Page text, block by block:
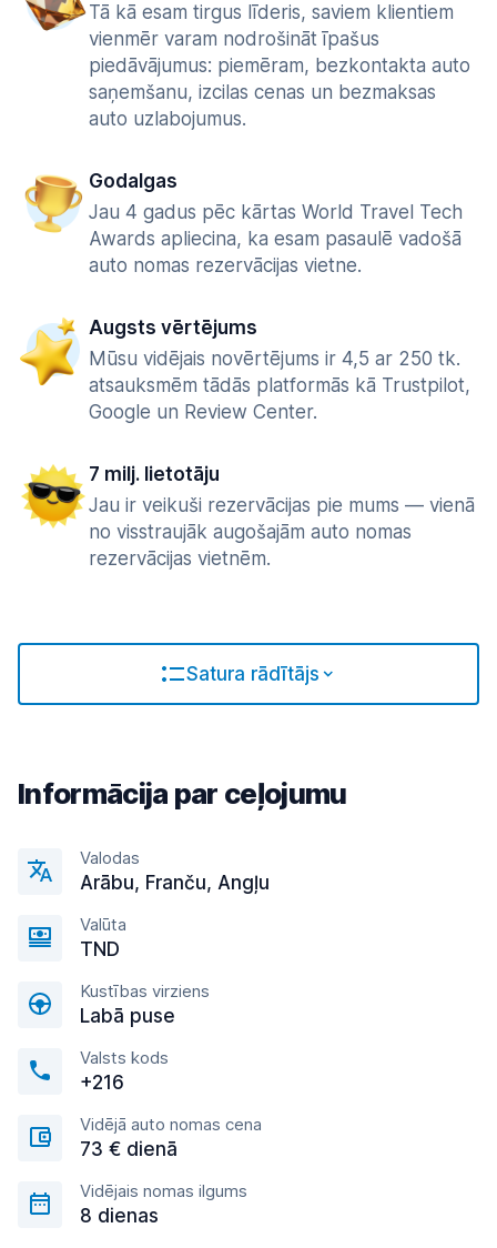
Tā kā esam tirgus līderis, saviem klientiem
vienmēr varam nodrošināt īpašus
piedāvājumus: piemēram, bezkontakta auto
saņemšanu, izcilas cenas un bezmaksas
auto uzlabojumus.
Godalgas
Jau 4 gadus pēc kārtas World Travel Tech
Awards apliecina, ka esam pasaulē vadošā
auto nomas rezervācijas vietne.
Augsts vērtējums
Mūsu vidējais novērtējums ir 4,5 ar 250 tk.
atsauksmēm tādās platformās kā Trustpilot,
Google un Review Center.
7 milj. lietotāju
Jau ir veikuši rezervācijas pie mums — vienā
no visstraujāk augošajām auto nomas
rezervācijas vietnēm.
Satura rādītājs
Informācija par ceļojumu
Valodas
Arābu, Franču, Angļu
Valūta
TND
Kustības virziens
Labā puse
Valsts kods
+216
Vidējā auto nomas cena
73 € dienā
Vidējais nomas ilgums
8 dienas